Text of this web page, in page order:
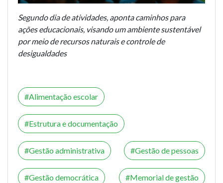
Segundo dia de atividades, aponta caminhos para
ações educacionais, visando um ambiente sustentável
por meio de recursos naturais e controle de
desigualdades
Alimentação escolar
Estrutura e documentação
Gestão administrativa Gestão de pessoas
Gestão democrática Memorial de gestão